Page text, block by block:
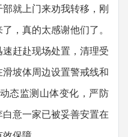
就上门来劝我转移，刚
，真的太感谢他们了。
赶赴现场处置，清理受
坡体周边设置警戒线和
态监测山体变化，严防
意一家已被妥善安置在